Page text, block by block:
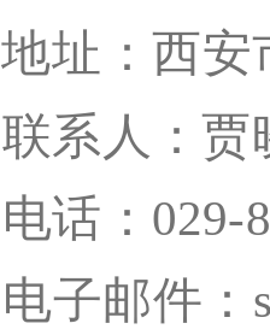
地址：西安
联系 人：
电话：029-
电子邮件：